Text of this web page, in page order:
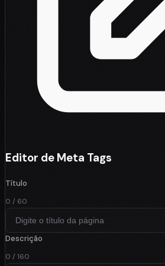
Editor de Meta Tags
Título
0 / 60
Descrição
0 / 160